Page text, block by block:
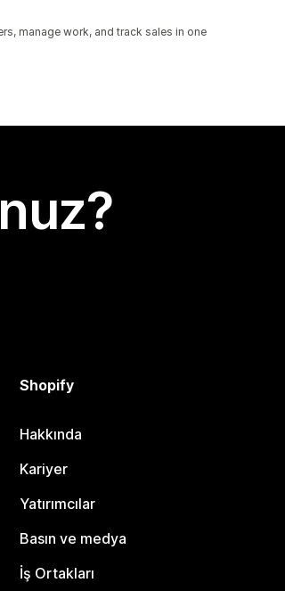
manage work, and track sales in one
Shopify
Hakkında
Kariyer
Yatırımcılar
Basın ve medya
İş Ortakları